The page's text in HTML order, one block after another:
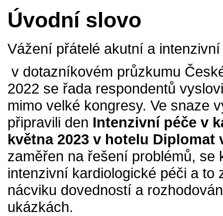
Úvodní slovo
Vážení přátelé akutní a
v dotazníkovém průzkumu
2022 se řada respondentů
mimo velké kongresy. Ve snaze
připravili den Intenzivní péče v
května 2023 v hotelu Diplomat
zaměřen na řešení problémů,
intenzivní kardiologické péči a
nácviku dovedností a
ukázkách.